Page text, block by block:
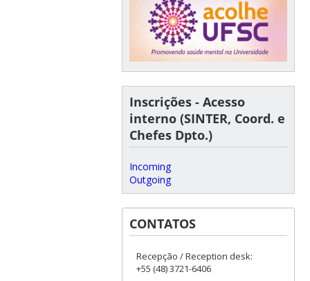
Inscrições - Acesso
interno (SINTER, Coord. e
Chefes Dpto.)
Incoming
Outgoing
CONTATOS
Recepção / Reception desk:
+55 (48) 3721-6406